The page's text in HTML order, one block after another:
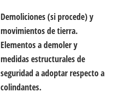
Demoliciones (si procede) y
movimientos de tierra.
Elementos a demoler y
medidas estructurales de
seguridad a adoptar respecto a
colindantes.